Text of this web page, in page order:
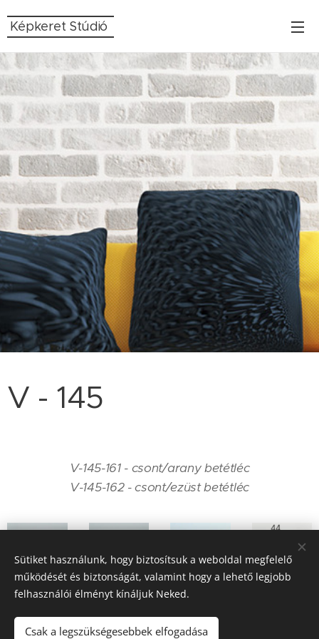
Képkeret Stúdió
V - 145
V-145-161 - csont/arany betétléc
V-145-162 - csont/ezüst betétléc
V - 145 -
161
V - 145 -
162
Sütiket használunk, hogy biztosítsuk a weboldal megfelelő
működését és biztonságát, valamint hogy a lehető legjobb
felhasználói élményt kínáljuk Neked.
Csak a legszükségesebbek elfogadása